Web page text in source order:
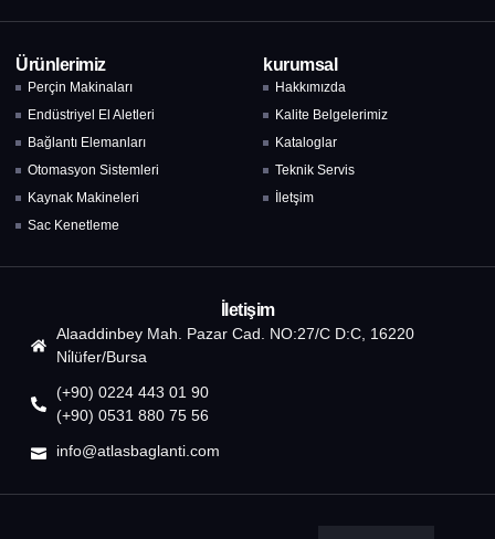
Ürünlerimiz
Perçin Makinaları
Endüstriyel El Aletleri
Bağlantı Elemanları
Otomasyon Sistemleri
Kaynak Makineleri
Sac Kenetleme
kurumsal
Hakkımızda
Kalite Belgelerimiz
Kataloglar
Teknik Servis
İletşim
İletişim
Alaaddinbey Mah. Pazar Cad. NO:27/C D:C, 16220
Ni̇lüfer/Bursa
(+90) 0224 443 01 90
(+90) 0531 880 75 56
info@atlasbaglanti.com